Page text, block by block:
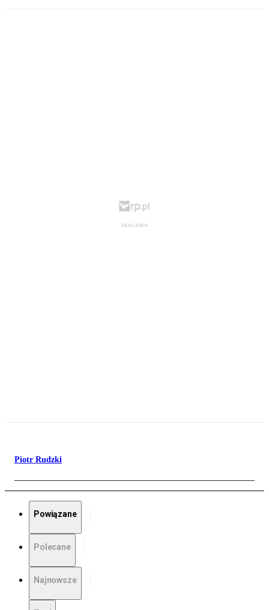
Piotr Rudzki
Powiązane
Polecane
Najnowsze